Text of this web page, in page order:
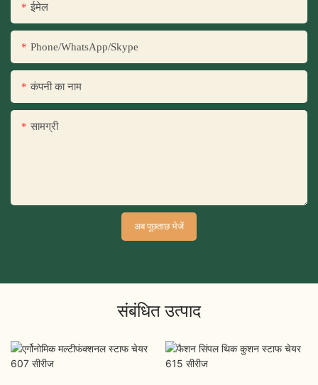
ईमेल
Phone/WhatsApp/Skype
कंपनी का नाम
सामग्री
अब पूछताछ भेजें
संबंधित उत्पाद